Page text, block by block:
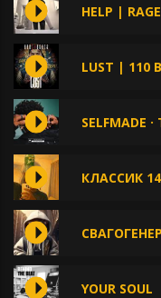
HELP | RAGE
LUST | 110
SELFMADE
КЛАССИК
YOUR SOUL